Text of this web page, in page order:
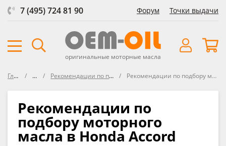
7 (495) 724 81 90 Форум Точки выдачи
оригинальные моторные масла
Главная ФорумРекомендации по подбору масла в HONDA Рекомендации по подбору моторного масла в Honda Accord
Рекомендации по
подбору моторного
масла в Honda Accord